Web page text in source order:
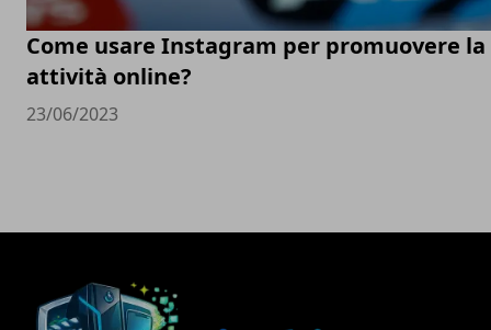
Come usare Instagram per promuovere
attività online?
23/06/2023